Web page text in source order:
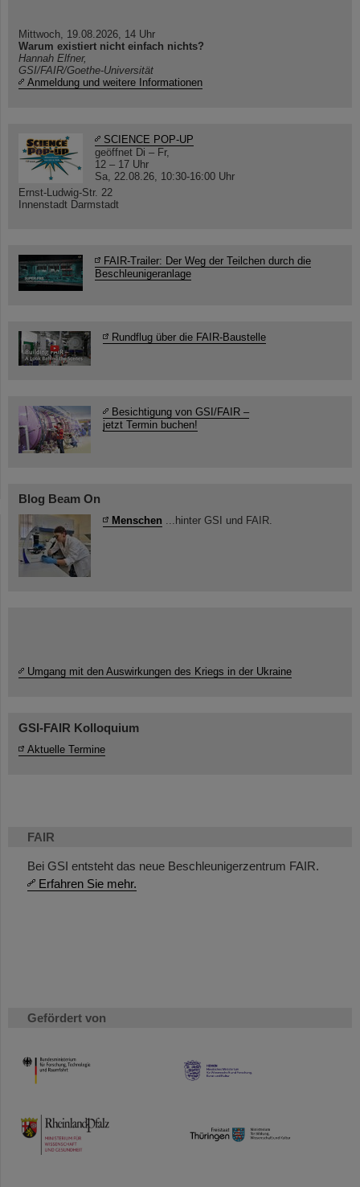
FAIR
Bei GSI entsteht das neue Beschleunigerzentrum FAIR.
Erfahren Sie mehr.
Gefördert von
HMWK
TMWWDG
Mittwoch, 19.08.2026, 14 Uhr
Warum existiert nicht einfach nichts?
Hannah Elfner,
GSI/FAIR/Goethe-Universität
Anmeldung und weitere Informationen
SCIENCE POP-UP
geöffnet Di – Fr,
12 – 17 Uhr
Sa, 22.08.26, 10:30-16:00 Uhr
Ernst-Ludwig-Str. 22
Innenstadt Darmstadt
FAIR-Trailer: Der Weg der Teilchen durch die
Beschleunigeranlage
Rundflug über die FAIR-Baustelle
Besichtigung von GSI/FAIR –
jetzt Termin buchen!
Blog Beam On
Menschen ...hinter GSI und FAIR.
Umgang mit den Auswirkungen des Kriegs in der Ukraine
GSI-FAIR Kolloquium
Aktuelle Termine